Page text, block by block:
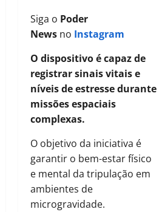
Siga o Poder
News no Instagram
O dispositivo é capaz de
registrar sinais vitais e
níveis de estresse durante
missões espaciais
complexas.
O objetivo da iniciativa é
garantir o bem-estar físico
e mental da tripulação em
ambientes de
microgravidade.